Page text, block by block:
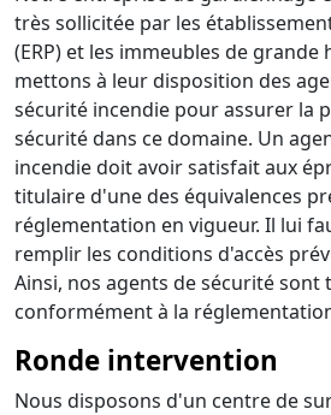
très sollicitée par les
(ERP) et les immeubles de grande
mettons à leur disposition des
sécurité incendie pour assurer la
sécurité dans ce domaine. Un
incendie doit avoir satisfait aux
titulaire d'une des équivalences
réglementation en vigueur. Il lui
remplir les conditions d'accès
Ainsi, nos agents de sécurité
conformément à la
Ronde intervention
Nous disposons d'un centre de